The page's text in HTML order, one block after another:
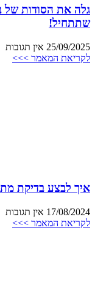
גלה את הסודות של
שתתחיל!
25/09/2025 אין תגובות
לקריאת המאמר >>>
איך לבצע בדיקת
17/08/2024 אין תגובות
לקריאת המאמר >>>